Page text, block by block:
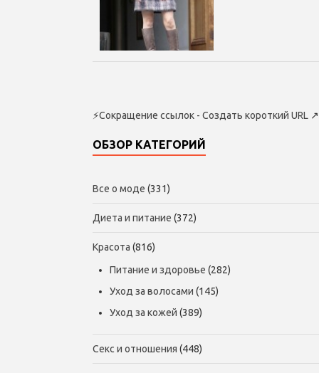
⚡Сокращение ссылок - Создать короткий URL ↗
ОБЗОР КАТЕГОРИЙ
Все о моде (331)
Диета и питание (372)
Красота (816)
Питание и здоровье (282)
Уход за волосами (145)
Уход за кожей (389)
Секс и отношения (448)